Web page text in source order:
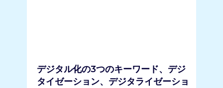
デジタル化の3つのキーワード、デジ
タイゼーション、デジタライゼーショ